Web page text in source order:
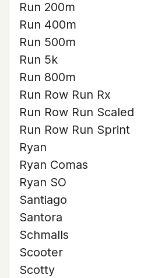
Run 200m
Run 400m
Run 500m
Run 5k
Run 800m
Run Row Run Rx
Run Row Run Scaled
Run Row Run Sprint
Ryan
Ryan Comas
Ryan SO
Santiago
Santora
Schmalls
Scooter
Scotty